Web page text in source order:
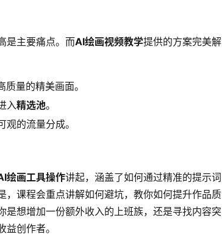
是主要痛点。而AI绘画视频教学提供的方案完美解
量的精美画面。
入精选池。
的流量分成。
绘画工具操作讲起，涵盖了如何通过精准的提示词
，课程会重点讲解如何避坑，教你如何提升作品质
想增加一份额外收入的上班族，还是寻找内容突
创作者。